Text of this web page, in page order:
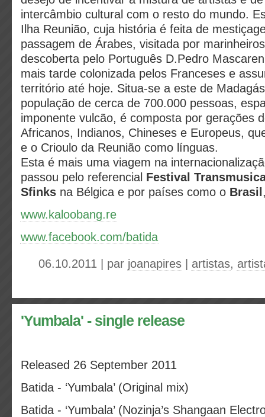
intercâmbio cultural com o resto do mundo.
Ilha Reunião, cuja história é feita de
passagem de Árabes, visitada por
descoberta pelo Português D.Pedro
mais tarde colonizada pelos Franceses e
território até hoje. Situa-se a este de
população de cerca de 700.000 pessoas,
imponente vulcão, é composta por gerações
Africanos, Indianos, Chineses e Europeus,
e o Crioulo da Reunião como línguas.
Esta é mais uma viagem na
passou pelo referencial Festival
Sfinks na Bélgica e por países como o Brasil
www.kaloobang.re
www.facebook.com/batida
06.10.2011 | par joanapires artistas,
'Yumbala' - single release
Released 26 September 2011
Batida - ‘Yumbala’ (Original mix)
Batida - ‘Yumbala’ (Nozinja’s Shangaan